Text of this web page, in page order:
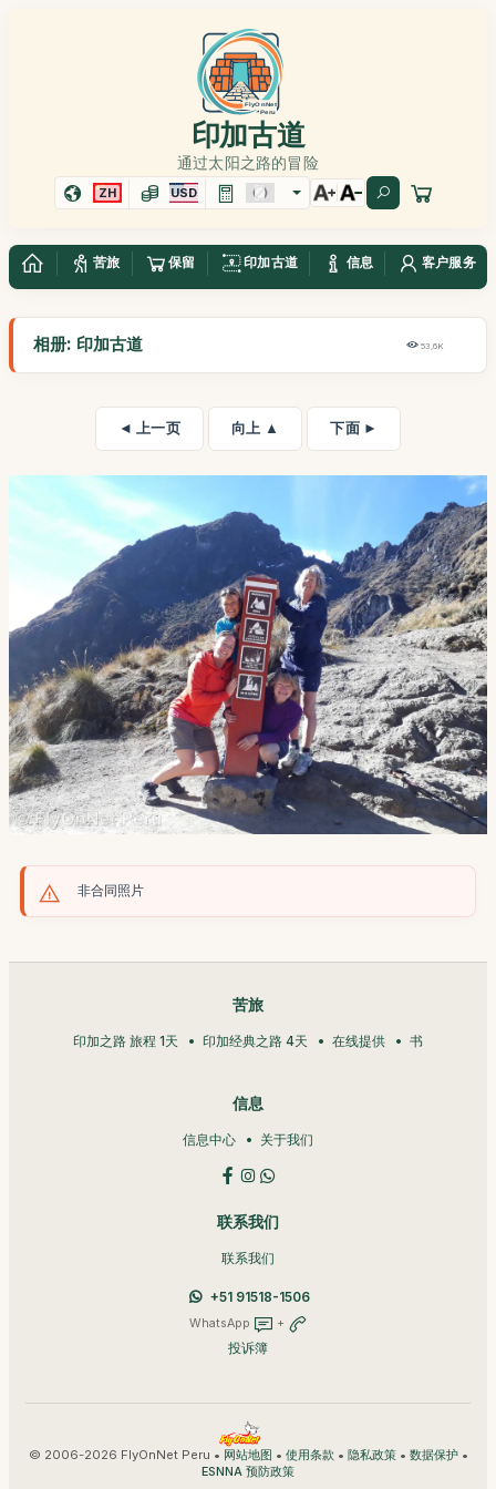
印加古道
通过太阳之路的冒险
ZH USD
苦旅 保留 印加古道 信息 客户服务
相册: 印加古道 53,6K
◄ 上一页 向上 ▲ 下面 ►
非合同照片
苦旅
印加之路 旅程 1天 印加经典之路 4天 在线提供 书
信息
信息中心 关于我们
联系我们
联系我们
+51 91518-1506
WhatsApp +
投诉簿
© 2006-2026 FlyOnNet Peru • 网站地图 • 使用条款 • 隐私政策• 数据保护•
ESNNA 预防政策